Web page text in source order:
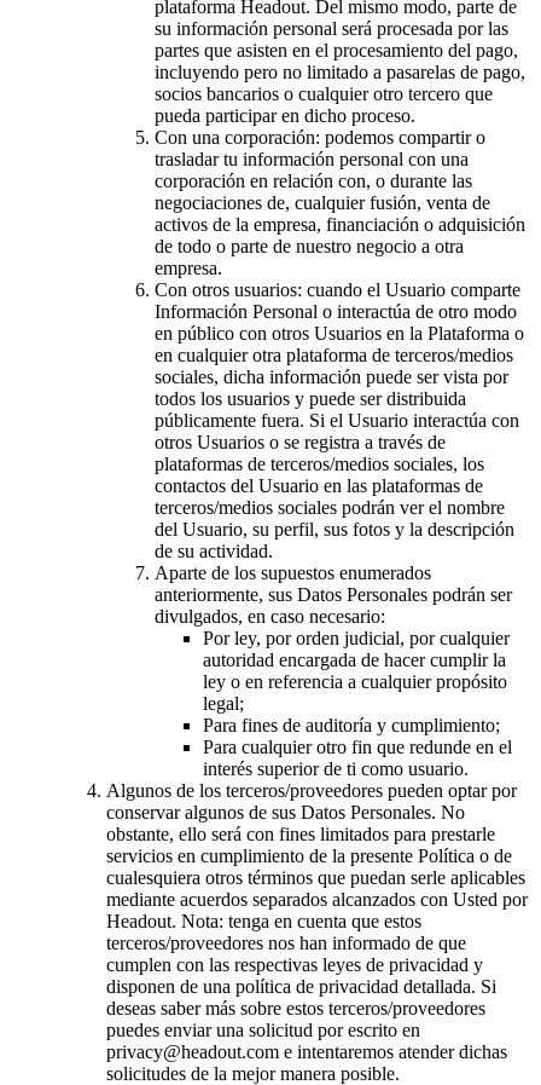
plataforma Headout. Del mismo modo, parte de
su información personal será procesada por las
partes que asisten en el procesamiento del pago,
incluyendo pero no limitado a pasarelas de pago,
socios bancarios o cualquier otro tercero que
pueda participar en dicho proceso.
Con una corporación: podemos compartir o
trasladar tu información personal con una
corporación en relación con, o durante las
negociaciones de, cualquier fusión, venta de
activos de la empresa, financiación o adquisición
de todo o parte de nuestro negocio a otra
empresa.
Con otros usuarios: cuando el Usuario comparte
Información Personal o interactúa de otro modo
en público con otros Usuarios en la Plataforma o
en cualquier otra plataforma de terceros/medios
sociales, dicha información puede ser vista por
todos los usuarios y puede ser distribuida
públicamente fuera. Si el Usuario interactúa con
otros Usuarios o se registra a través de
plataformas de terceros/medios sociales, los
contactos del Usuario en las plataformas de
terceros/medios sociales podrán ver el nombre
del Usuario, su perfil, sus fotos y la descripción
de su actividad.
Aparte de los supuestos enumerados
anteriormente, sus Datos Personales podrán ser
divulgados, en caso necesario:
Por ley, por orden judicial, por cualquier
autoridad encargada de hacer cumplir la
ley o en referencia a cualquier propósito
legal;
Para fines de auditoría y cumplimiento;
Para cualquier otro fin que redunde en el
interés superior de ti como usuario.
Algunos de los terceros/proveedores pueden optar por
conservar algunos de sus Datos Personales. No
obstante, ello será con fines limitados para prestarle
servicios en cumplimiento de la presente Política o de
cualesquiera otros términos que puedan serle aplicables
mediante acuerdos separados alcanzados con Usted por
Headout. Nota: tenga en cuenta que estos
terceros/proveedores nos han informado de que
cumplen con las respectivas leyes de privacidad y
disponen de una política de privacidad detallada. Si
deseas saber más sobre estos terceros/proveedores
puedes enviar una solicitud por escrito en
privacy@headout.com e intentaremos atender dichas
solicitudes de la mejor manera posible.